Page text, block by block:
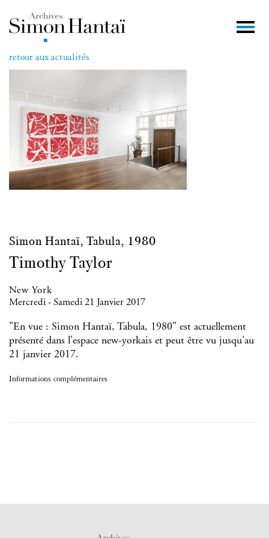
retour aux actualités
Simon Hantaï, Tabula, 1980
Timothy Taylor
New York
Mercredi - Samedi 21 Janvier 2017
"En vue : Simon Hantaï, Tabula, 1980" est actuellement
présenté dans l'espace new-yorkais et peut être vu jusqu'au
21 janvier 2017.
Informations complémentaires